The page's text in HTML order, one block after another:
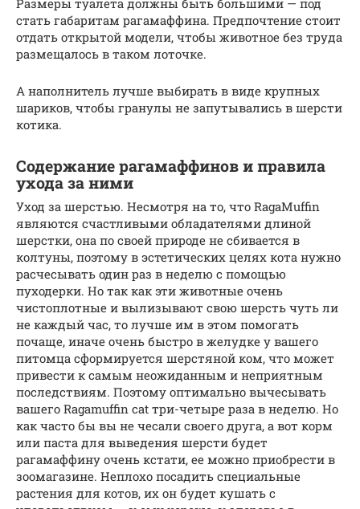
Размеры туалета должны быть большими — под
стать габаритам рагамаффина. Предпочтение стоит
отдать открытой модели, чтобы животное без труда
размещалось в таком лоточке.
А наполнитель лучше выбирать в виде крупных
шариков, чтобы гранулы не запутывались в шерсти
котика.
Содержание рагамаффинов и правила
ухода за ними
Уход за шерстью. Несмотря на то, что RagaMuffin
являются счастливыми обладателями длиной
шерстки, она по своей природе не сбивается в
колтуны, поэтому в эстетических целях кота нужно
расчесывать один раз в неделю с помощью
пуходерки. Но так как эти животные очень
чистоплотные и вылизывают свою шерсть чуть ли
не каждый час, то лучше им в этом помогать
почаще, иначе очень быстро в желудке у вашего
питомца сформируется шерстяной ком, что может
привести к самым неожиданным и неприятным
последствиям. Поэтому оптимально вычесывать
вашего Ragamuffin cat три-четыре раза в неделю. Но
как часто бы вы не чесали своего друга, а вот корм
или паста для выведения шерсти будет
рагамаффину очень кстати, ее можно приобрести в
зоомагазине. Неплохо посадить специальные
растения для котов, их он будет кушать с